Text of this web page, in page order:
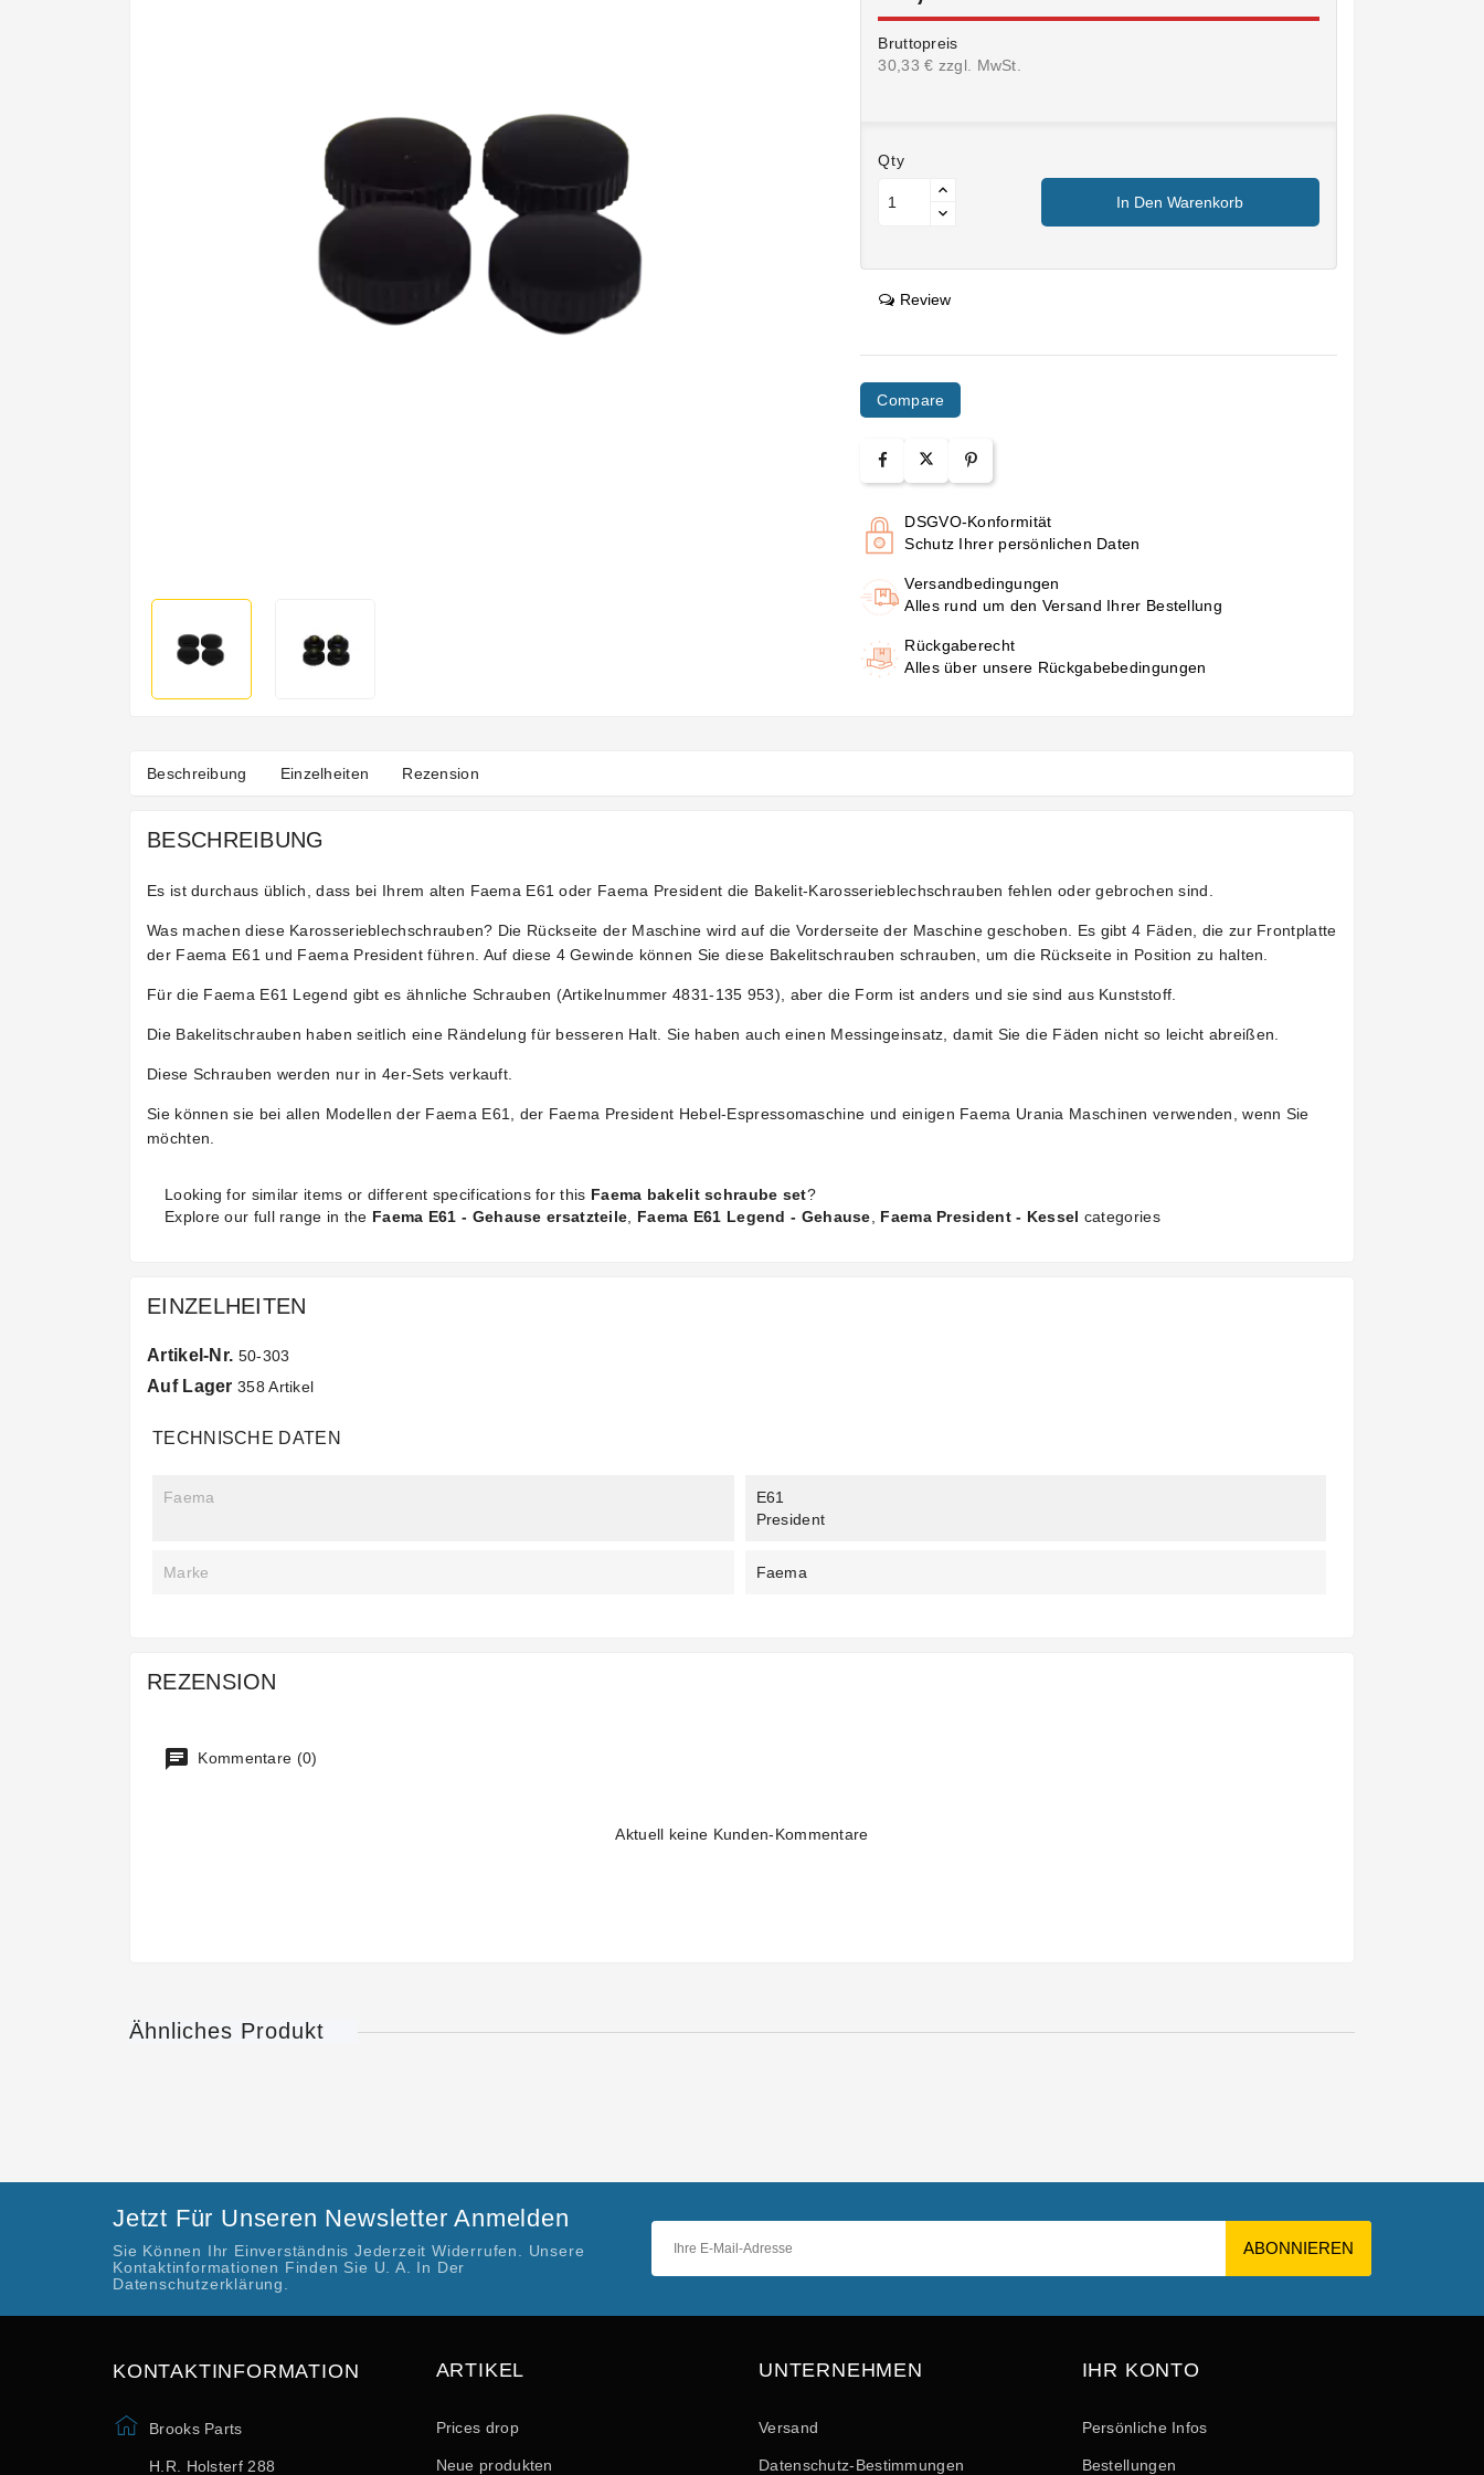
Bruttopreis
30,33 € zzgl. MwSt.
Qty
In Den Warenkorb
Review
Compare
DSGVO-Konformität
Schutz Ihrer persönlichen Daten
Versandbedingungen
Alles rund um den Versand Ihrer Bestellung
Rückgaberecht
Alles über unsere Rückgabebedingungen
Beschreibung Einzelheiten Rezension
BESCHREIBUNG
Es ist durchaus üblich, dass bei Ihrem alten Faema E61 oder Faema President die Bakelit-Karosserieblechschrauben fehlen oder gebrochen sind.
Was machen diese Karosserieblechschrauben? Die Rückseite der Maschine wird auf die Vorderseite der Maschine geschoben. Es gibt 4 Fäden, die zur Frontplatte
der Faema E61 und Faema President führen. Auf diese 4 Gewinde können Sie diese Bakelitschrauben schrauben, um die Rückseite in Position zu halten.
Für die Faema E61 Legend gibt es ähnliche Schrauben (Artikelnummer 4831-135 953), aber die Form ist anders und sie sind aus Kunststoff.
Die Bakelitschrauben haben seitlich eine Rändelung für besseren Halt. Sie haben auch einen Messingeinsatz, damit Sie die Fäden nicht so leicht abreißen.
Diese Schrauben werden nur in 4er-Sets verkauft.
Sie können sie bei allen Modellen der Faema E61, der Faema President Hebel-Espressomaschine und einigen Faema Urania Maschinen verwenden, wenn Sie
möchten.
Looking for similar items or different specifications for this Faema bakelit schraube set?
Explore our full range in the Faema E61 - Gehause ersatzteile Faema E61 Legend - Gehause Faema President - Kessel categories
EINZELHEITEN
Artikel-Nr. 50-303
Auf Lager 358 Artikel
TECHNISCHE DATEN
Faema
E61
President
Marke Faema
REZENSION
Kommentare (0)
Aktuell keine Kunden-Kommentare
Ähnliches Produkt
Jetzt Für Unseren Newsletter Anmelden
Sie Können Ihr Einverständnis Jederzeit Widerrufen. Unsere
Kontaktinformationen Finden Sie U. A. In Der
Datenschutzerklärung.
KONTAKTINFORMATION
Brooks Parts
H.R. Holsterf 288
ARTIKEL
Prices drop
Neue produkten
UNTERNEHMEN
Versand
Datenschutz-Bestimmungen
IHR KONTO
Persönliche Infos
Bestellungen